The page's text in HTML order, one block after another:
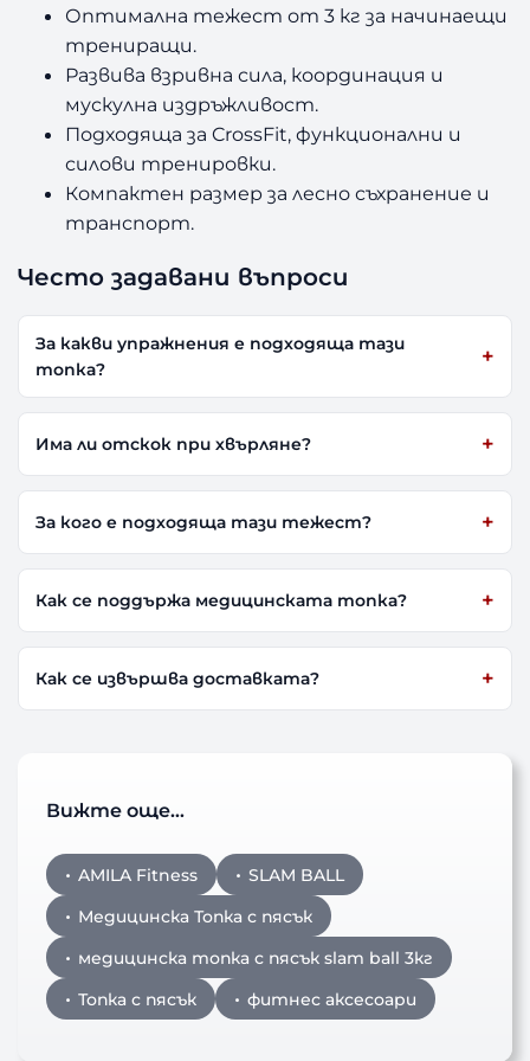
Оптимална тежест от 3 кг за начинаещи
трениращи.
Развива взривна сила, координация и
мускулна издръжливост.
Подходяща за CrossFit, функционални и
силови тренировки.
Компактен размер за лесно съхранение и
транспорт.
Често задавани въпроси
За какви упражнения е подходяща тази
топка?
Има ли отскок при хвърляне?
За кого е подходяща тази тежест?
Как се поддържа медицинската топка?
Как се извършва доставката?
Вижте още…
AMILA Fitness
SLAM BALL
Медицинска Топка с пясък
медицинска топка с пясък slam ball 3кг
Топка с пясък
фитнес аксесоари